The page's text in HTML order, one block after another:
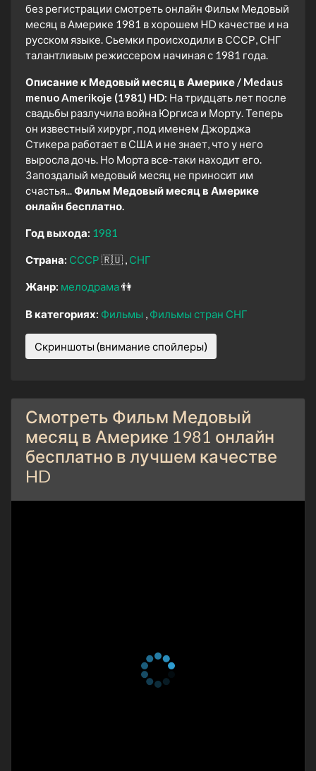
без регистрации смотреть онлайн Фильм Медовый
месяц в Америке 1981 в хорошем HD качестве и на
русском языке. Сьемки происходили в СССР, СНГ
талантливым режиссером начиная с 1981 года.
Описание к Медовый месяц в Америке / Medaus
menuo Amerikoje (1981) HD: На тридцать лет после
свадьбы разлучила война Юргиса и Морту. Теперь
он известный хирург, под именем Джорджа
Стикера работает в США и не знает, что у него
выросла дочь. Но Морта все-таки находит его.
Запоздалый медовый месяц не приносит им
счастья...Фильм Медовый месяц в Америке
онлайн бесплатно.
Год выхода: 1981
Страна: СССР 🇷🇺 СНГ
Жанр: мелодрама👫
В категориях: Фильмы Фильмы стран СНГ
Скриншоты (внимание спойлеры)
Смотреть Фильм Медовый
месяц в Америке 1981 онлайн
бесплатно в лучшем качестве
HD